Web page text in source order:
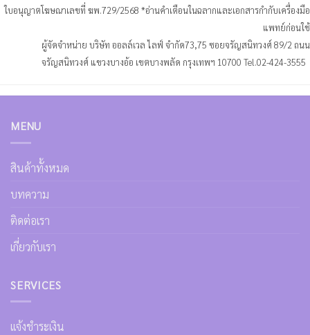
ใบอนุญาตโฆษณาเลขที่ ฆพ.729/2568 *อ่านคำเตือนในฉลากและเอกสารกำกับเครื่องมือ
แพทย์ก่อนใช้
ผู้จัดจำหน่าย บริษัท ออลล์เวล ไลฟ์ จำกัด73,75 ซอยจรัญสนิทวงศ์ 89/2 ถนน
จรัญสนิทวงศ์ แขวงบางอ้อ เขตบางพลัด กรุงเทพฯ 10700 Tel.02-424-3555
MENU
สินค้าทั้งหมด
บทความ
ติดต่อเรา
เกี่ยวกับเรา
SERVICES
เเจ้งชำระเงิน